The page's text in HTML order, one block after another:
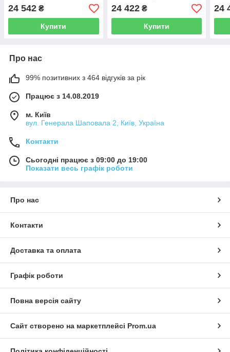
24 542 ₴
Купити
24 422₴
Купити
24
Про нас
99% позитивних з 464 відгуків за рік
Працює з 14.08.2019
м. Київ
вул. Генерала Шаповала 2, Київ, Україна
Контакти
Сьогодні працює з 09:00 до 19:00
Показати весь графік роботи
Про нас
Контакти
Доставка та оплата
Графік роботи
Повна версія сайту
Сайт створено на маркетплейсі Prom.ua